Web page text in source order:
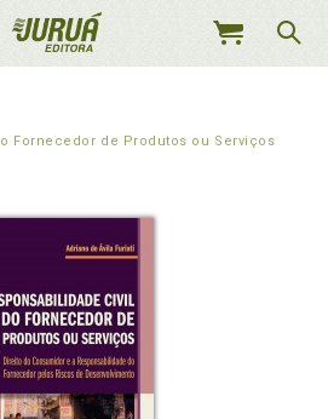
MEU
Fornecedor de Produtos ou Serviços